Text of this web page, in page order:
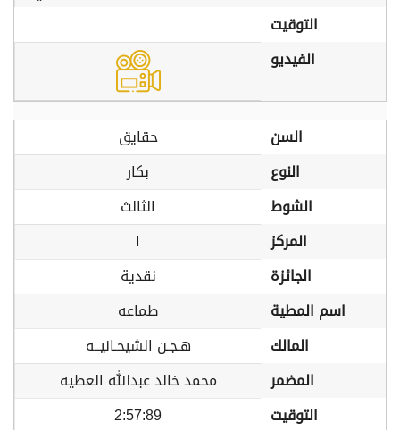
التوقيت
الفيديو
السن
حقايق
النوع
بكار
الشوط
الثالث
المركز
١
الجائزة
نقدية
اسم المطية
طماعه
المالك
هـجـن الشيحـانيــه
المضمر
محمد خالد عبدالله العطيه
التوقيت
2:57:89